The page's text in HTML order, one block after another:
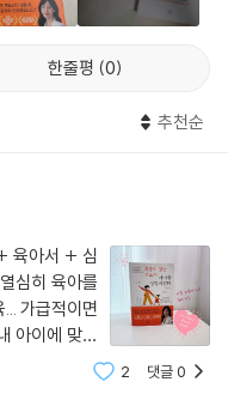
다면 자신에게 이렇게 질문
까? 아니면 나 자신이 좋은
디에서 비롯된 것인지 돌아
.
사실입니다. 선행 자체가 나
한다.’라는 고집이 아이를
‘모두
정답은 아닙니다. 결국 중요
읽어 내는 부모의 지혜가 아
부모가 불안을 ‘확신 있는 실
다. 부모가 흔들리더라도 다
전하게 뿌리내리고 자기 속
장을 지탱하는 힘임을 분명하
축으로 구성되어 있다. 1부
체를 드러낸다. 사교육, 조기
근원을 짚어 주며, 그것이
한줄평 0
추천순
육아서 + 심
심히 육아를
가급적이면
아이에 맞는
기준을 잡기
2 댓글0